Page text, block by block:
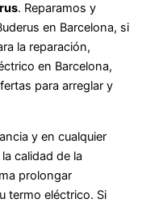
. Reparamos y
en Barcelona, si
la reparación,
en Barcelona,
para arreglar y
y en cualquier
calidad de la
prolongar
termo eléctrico. Si